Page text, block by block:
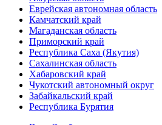
Еврейская автономная область
Камчатский край
Магаданская область
Приморский край
Республика Саха (Якутия)
Сахалинская область
Хабаровский край
Чукотский автономный округ
Забайкальский край
Республика Бурятия